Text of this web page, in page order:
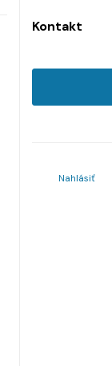
Kontakt
Nahlásiť